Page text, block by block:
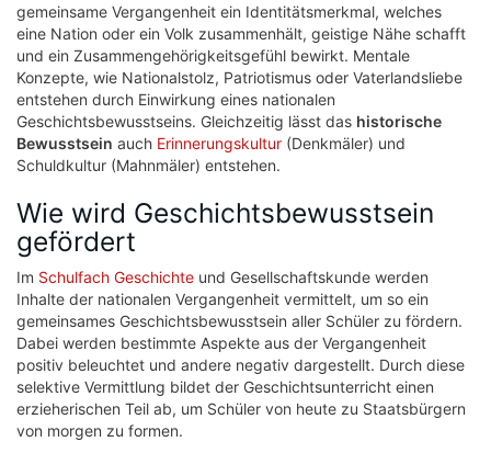
gemeinsame Vergangenheit ein Identitätsmerkmal, welches
eine Nation oder ein Volk zusammenhält, geistige Nähe schafft
und ein Zusammengehörigkeitsgefühl bewirkt. Mentale
Konzepte, wie Nationalstolz, Patriotismus oder Vaterlandsliebe
entstehen durch Einwirkung eines nationalen
Geschichtsbewusstseins. Gleichzeitig lässt das historische
Bewusstsein auch Erinnerungskultur (Denkmäler) und
Schuldkultur (Mahnmäler) entstehen.
Wie wird Geschichtsbewusstsein
gefördert
Im Schulfach Geschichte und Gesellschaftskunde werden
Inhalte der nationalen Vergangenheit vermittelt, um so ein
gemeinsames Geschichtsbewusstsein aller Schüler zu fördern.
Dabei werden bestimmte Aspekte aus der Vergangenheit
positiv beleuchtet und andere negativ dargestellt. Durch diese
selektive Vermittlung bildet der Geschichtsunterricht einen
erzieherischen Teil ab, um Schüler von heute zu Staatsbürgern
von morgen zu formen.